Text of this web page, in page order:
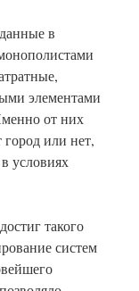
в
элементами
от них
город или нет,
условиях
такого
систем